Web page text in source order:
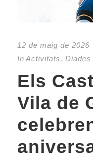
12 de maig de 2026
In Activitats, Diades
Els
Vila de